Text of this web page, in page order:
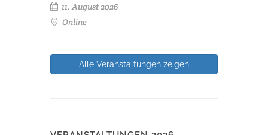
11. August 2026
Online
Alle Veranstaltungen zeigen